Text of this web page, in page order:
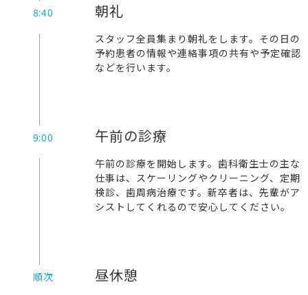
8:40 朝礼
スタッフ全員集まり朝礼をします。その日の
予約患者の情報や連絡事項の共有や予定確認
などを行います。
9:00 午前の診療
午前の診療を開始します。歯科衛生士の主な
仕事は、スケーリングやクリーニング、定期
検診、歯周病治療です。新卒者は、先輩がア
シストしてくれるので安心してください。
順次 昼休憩